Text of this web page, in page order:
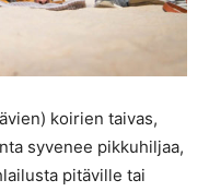
koirien taivas,
syvenee pikkuhiljaa,
pitäville tai